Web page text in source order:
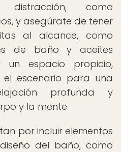
distracción, como
y asegúrate de tener
al alcance, como
de baño y aceites
un espacio propicio,
escenario para una
profunda y
y la mente.
por incluir elementos
del baño, como